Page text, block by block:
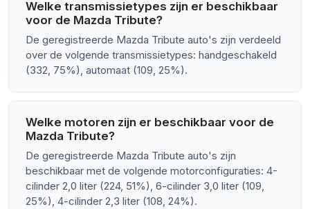
Welke transmissietypes zijn er beschikbaar
voor de Mazda Tribute?
De geregistreerde Mazda Tribute auto's zijn verdeeld
over de volgende transmissietypes: handgeschakeld
(332, 75%), automaat (109, 25%).
Welke motoren zijn er beschikbaar voor de
Mazda Tribute?
De geregistreerde Mazda Tribute auto's zijn
beschikbaar met de volgende motorconfiguraties: 4-
cilinder 2,0 liter (224, 51%), 6-cilinder 3,0 liter (109,
25%), 4-cilinder 2,3 liter (108, 24%).